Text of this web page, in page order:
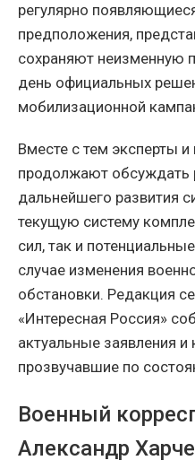
регулярно
предположения,
сохраняют неизменную
день официальных
мобилизационной
Вместе с тем эксперты
продолжают обсуждать
дальнейшего развития
текущую систему
сил, так и
случае изменения
обстановки. Редакция
«Интересная Россия»
актуальные заявления
прозвучавшие по
Военный
Александр